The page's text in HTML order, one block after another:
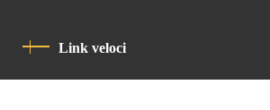
Link veloci